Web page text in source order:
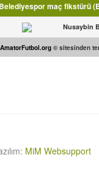
maç fikstürü
Nusaybin
AmatorFutbol.org © sitesinden
MiM Websupport